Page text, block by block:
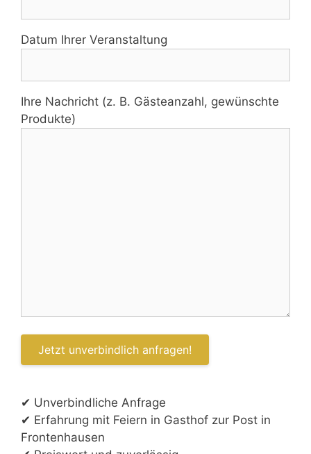
Datum Ihrer Veranstaltung
Ihre Nachricht (z. B. Gästeanzahl, gewünschte
Produkte)
✔ Unverbindliche Anfrage
✔ Erfahrung mit Feiern in Gasthof zur Post in
Frontenhausen